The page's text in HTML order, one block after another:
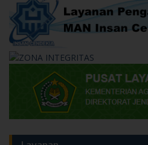
Layanan